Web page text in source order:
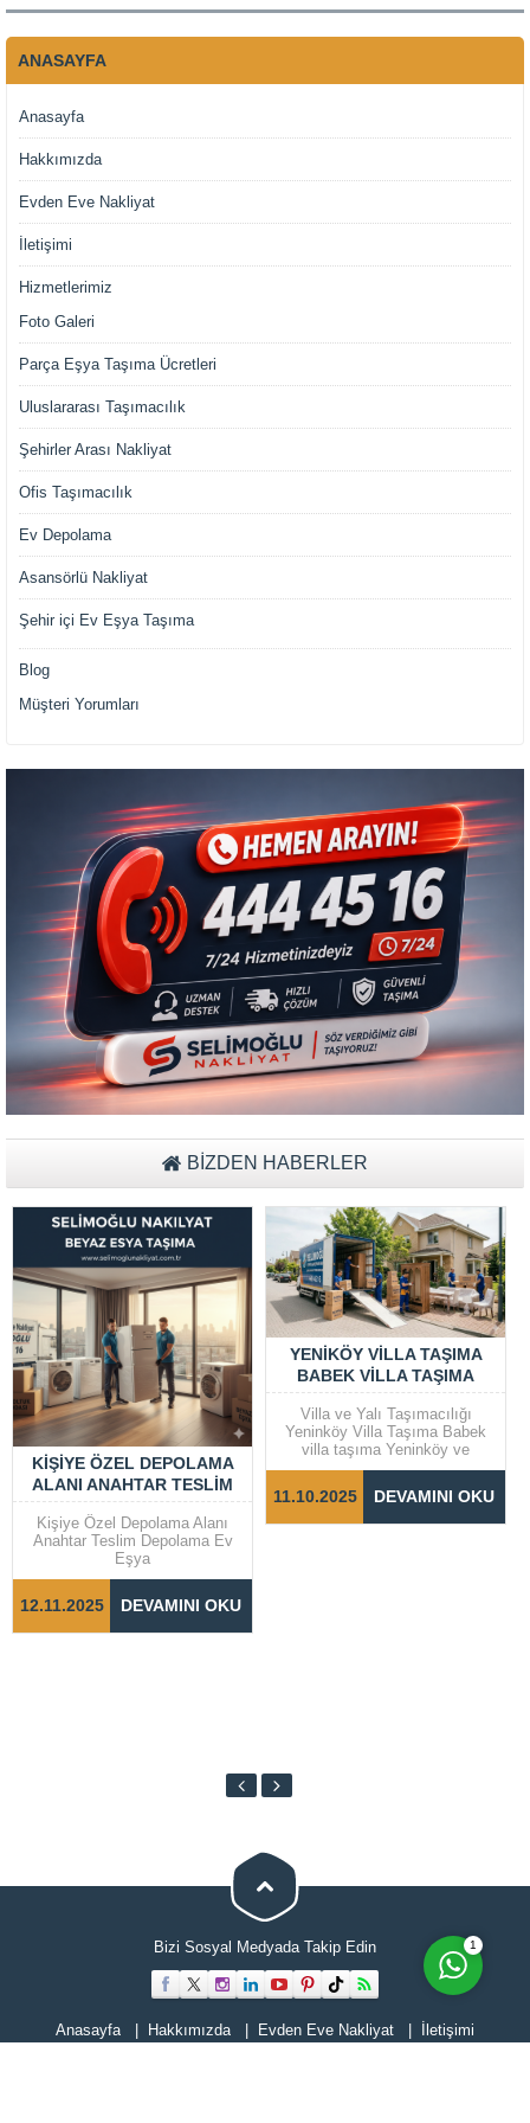
ANASAYFA
Anasayfa
Hakkımızda
Evden Eve Nakliyat
İletişimi
Hizmetlerimiz
Foto Galeri
Parça Eşya Taşıma Ücretleri
Uluslararası Taşımacılık
Şehirler Arası Nakliyat
Ofis Taşımacılık
Ev Depolama
Asansörlü Nakliyat
Şehir içi Ev Eşya Taşıma
Blog
Müşteri Yorumları
BİZDEN HABERLER
KIŞIYE ÖZEL DEPOLAMA
ALANI ANAHTAR TESLIM
DEPOLAMA EV EŞYA
Kişiye Özel Depolama Alanı
Anahtar Teslim Depolama Ev
Eşya
12.11.2025 DEVAMINI OKU
YENIKÖY VILLA TAŞIMA
BABEK VILLA TAŞIMA
Villa ve Yalı Taşımacılığı
Yeninköy Villa Taşıma Babek
villa taşıma Yeninköy ve
Bebek gibi prestijli semtlerde
taşıma işlemleri, dikkat ve
özen gerektiren bir süreçtir.
11.10.2025 DEVAMINI OKU
Bizi Sosyal Medyada Takip Edin
Anasayfa Hakkımızda Evden Eve Nakliyat İletişimi
Müşteri Temsilcisi Fiyat Teklif
al
Cevap Yaz
1